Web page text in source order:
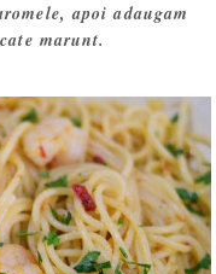
apoi adaugam
marunt.